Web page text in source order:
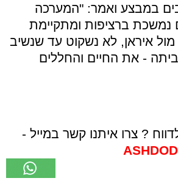
במבצע ואמר: "המערכה
ברציפות ומתקיימת
איראן, לא נשקוט עד שנשיב
- את החיים והחללים
? צרו איתנו קשר במייל -